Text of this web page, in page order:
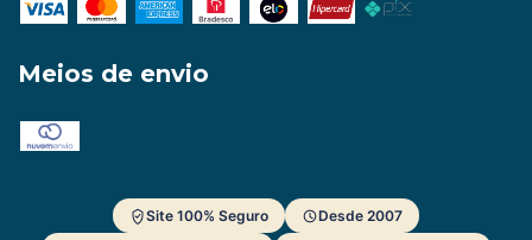
Meios de envio
Site 100% Seguro
Desde 2007